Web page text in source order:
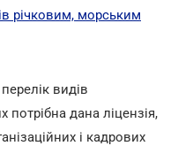
річковим, морським
видів
потрібна дана ліцензія,
і кадрових